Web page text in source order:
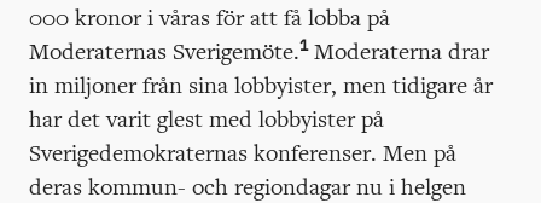
000 kronor i våras för att få lobba på
Moderaternas Sverigemöte.1Moderaterna drar
in miljoner från sina lobbyister, men tidigare år
har det varit glest med lobbyister på
Sverigedemokraternas konferenser. Men på
deras kommun- och regiondagar nu i helgen